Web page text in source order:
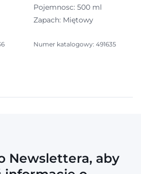
Pojemnosc: 500 ml
Zapach: Miętowy
Numer katalogowy: 491635
Newslettera, aby